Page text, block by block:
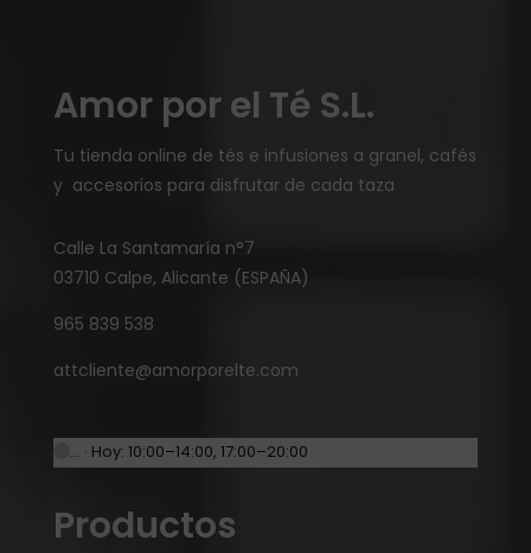
Amor por el Té S.L.
Tu tienda online de tés e infusiones a granel, cafés
y accesorios para disfrutar de cada taza
Calle La Santamaría n°7
03710 Calpe, Alicante (ESPAÑA)
965 839 538
attcliente@amorporelte.com
… · Hoy: 10:00–14:00, 17:00–20:00
Productos